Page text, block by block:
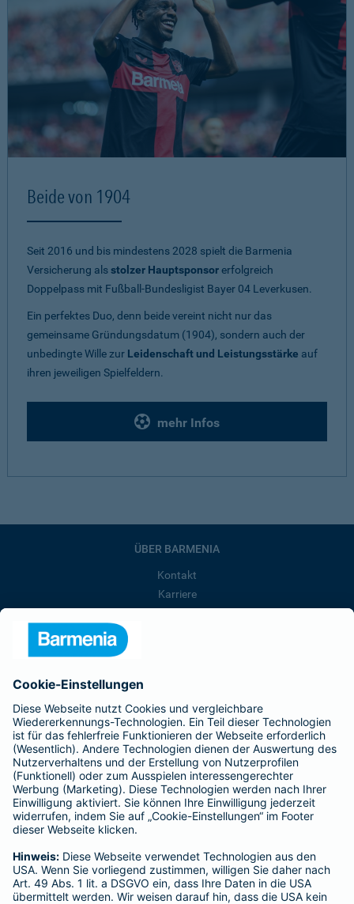
Beide von 1904
Seit 2016 und bis mindestens 2028 spielt die Barmenia
Versicherung alsstolzer Hauptsponsorerfolgreich
Doppelpass mit Fußball-Bundesligist Bayer 04 Leverkusen.
Ein perfektes Duo, denn beide vereint nicht nur das
gemeinsame Gründungsdatum (1904), sondern auch der
unbedingte Wille zur Leidenschaft und Leistungsstärke auf
ihren jeweiligen Spielfeldern.
mehr Infos
ÜBER BARMENIA
Kontakt
Karriere
Barmenia ist Teil der BarmeniaGothaer
BELIEBTE SEITEN
Kranken-Zusatzversicherung
Tierversicherungen
Haftpflichtversicherung
Hausratversicherung
Adresse ändern
Schaden melden